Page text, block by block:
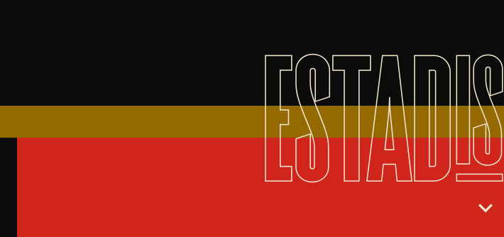
expand_more